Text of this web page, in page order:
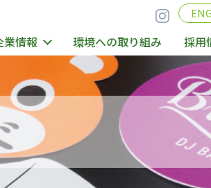
業情報 環境への取り組み 採用